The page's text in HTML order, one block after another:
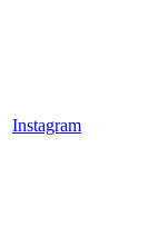
Instagram